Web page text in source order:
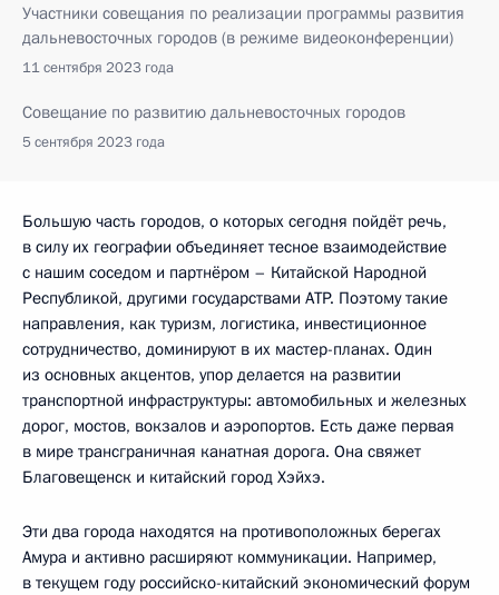
Участники совещания по реализации программы развития
дальневосточных городов (в режиме видеоконференции)
11 сентября 2023 года
Совещание по развитию дальневосточных городов
5 сентября 2023 года
Большую часть городов, о которых сегодня пойдёт речь,
в силу их географии объединяет тесное взаимодействие
с нашим соседом и партнёром – Китайской Народной
Республикой, другими государствами АТР. Поэтому такие
направления, как туризм, логистика, инвестиционное
сотрудничество, доминируют в их мастер-планах. Один
из основных акцентов, упор делается на развитии
транспортной инфраструктуры: автомобильных и железных
дорог, мостов, вокзалов и аэропортов. Есть даже первая
в мире трансграничная канатная дорога. Она свяжет
Благовещенск и китайский город Хэйхэ.
Эти два города находятся на противоположных берегах
Амура и активно расширяют коммуникации. Например,
в текущем году российско-китайский экономический форум